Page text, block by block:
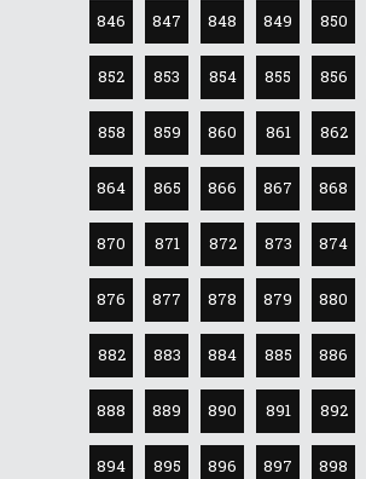
846 847 848 849 850
852 853 854 855 856
858 859 860 861 862
864 865 866 867 868
870 871 872 873 874
876 877 878 879 880
882 883 884 885 886
888 889 890 891 892
894 895 896 897 898